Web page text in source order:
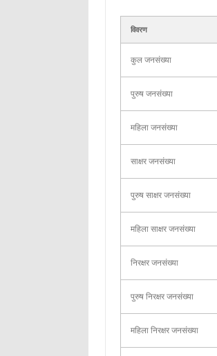
विवरण
कुल जनसंख्या
पुरुष जनसंख्या
महिला जनसंख्या
साक्षर जनसंख्या
पुरुष साक्षर जनसंख्या
महिला साक्षर जनसंख्या
निरक्षर जनसंख्या
पुरुष निरक्षर जनसंख्या
महिला निरक्षर जनसंख्या